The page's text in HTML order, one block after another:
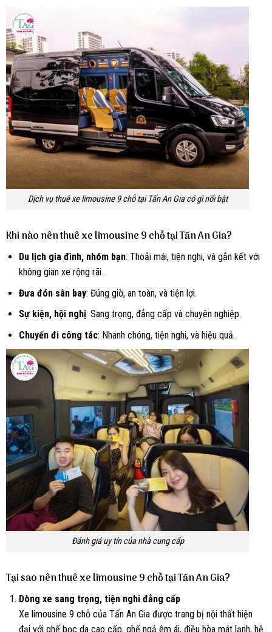
Dịch vụ thuê xe limousine 9 chỗ tại Tấn An Gia có gì nổi bật
Khi nào nên thuê xe limousine 9 chỗ tại Tấn An Gia?
Du lịch gia đình, nhóm bạn: Thoải mái, tiện nghi, và gắn kết với
không gian xe rộng rãi.
Đưa đón sân bay: Đúng giờ, an toàn, và tiện lợi.
Sự kiện, hội nghị: Sang trọng, đẳng cấp và chuyên nghiệp.
Chuyến đi công tác: Nhanh chóng, tiện nghi, và hiệu quả.
Đánh giá uy tín của nhà cung cấp
Tại sao nên thuê xe limousine 9 chỗ tại Tấn An Gia?
Dòng xe sang trọng, tiện nghi đẳng cấp
Xe limousine 9 chỗ của Tấn An Gia được trang bị nội thất hiện
đại với ghế bọc da cao cấp, ghế ngả êm ái, điều hòa mát lạnh, hệ